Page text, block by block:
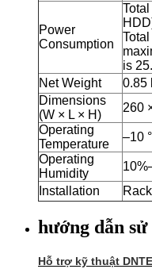
Power
Consumption
is
Net Weight
0.85
Dimensions
(W × L × H)
260
Operating
Temperature
–10
Operating
Humidity
Installation
hướng dẫn sử
Hỗ trợ kỹ thuật